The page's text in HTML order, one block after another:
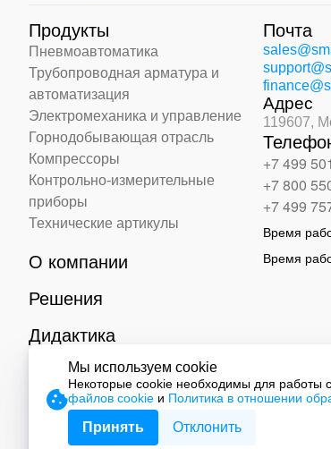
Продукты
Пневмоавтоматика
Трубопроводная арматура и
автоматизация
Электромеханика и управление
Горнодобывающая отрасль
Компрессоры
Контрольно-измерительные
приборы
Технические артикулы
О компании
Решения
Дидактика
Контакты
Почта
Адрес
119607,
+7 499
+7 800
+7 499
Время
Время
© 2026 ООО «СМАРТ Автоматизация»
Мы используем cookie
Некоторые cookie необходимы для работы
файлов cookie и Политика в отношении
Принять Отклонить